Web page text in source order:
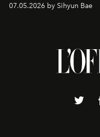
07.05.2026 by Sihyun Bae